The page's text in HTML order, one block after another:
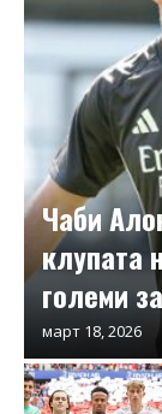
Чаби
клупата
големи
март 18, 2026